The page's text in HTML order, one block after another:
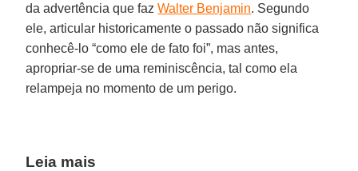
da advertência que fazWalter Benjamin. Segundo
ele, articular historicamente o passado não significa
conhecê-lo “como ele de fato foi”, mas antes,
apropriar-se de uma reminiscência, tal como ela
relampeja no momento de um perigo.
Leia mais